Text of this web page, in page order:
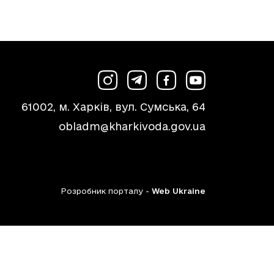
61002, м. Харків, вул. Сумська, 64
obladm@kharkivoda.gov.ua
Розробник порталу - Web Ukraine